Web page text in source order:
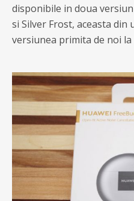
disponibile in doua
si Silver Frost, aceasta din
versiunea primita de noi la